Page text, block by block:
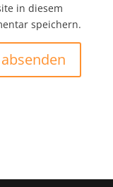
in diesem
speichern.